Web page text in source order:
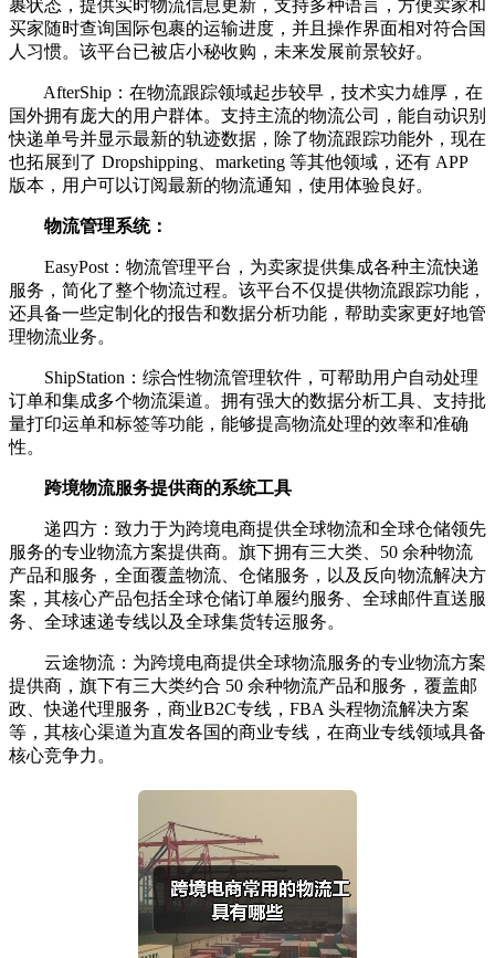
裹状态，提供实时物流信息更新，支持多种语言，方便卖家和
买家随时查询国际包裹的运输进度，并且操作界面相对符合国
人习惯。该平台已被店小秘收购，未来发展前景较好。
AfterShip：在物流跟踪领域起步较早，技术实力雄厚，在
国外拥有庞大的用户群体。支持主流的物流公司，能自动识别
快递单号并显示最新的轨迹数据，除了物流跟踪功能外，现在
也拓展到了 Dropshipping、marketing 等其他领域，还有 APP
版本，用户可以订阅最新的物流通知，使用体验良好。
物流管理系统：
EasyPost：物流管理平台，为卖家提供集成各种主流快递
服务，简化了整个物流过程。该平台不仅提供物流跟踪功能，
还具备一些定制化的报告和数据分析功能，帮助卖家更好地管
理物流业务。
ShipStation：综合性物流管理软件，可帮助用户自动处理
订单和集成多个物流渠道。拥有强大的数据分析工具、支持批
量打印运单和标签等功能，能够提高物流处理的效率和准确
性。
跨境物流服务提供商的系统工具
递四方：致力于为跨境电商提供全球物流和全球仓储领先
服务的专业物流方案提供商。旗下拥有三大类、50 余种物流
产品和服务，全面覆盖物流、仓储服务，以及反向物流解决方
案，其核心产品包括全球仓储订单履约服务、全球邮件直送服
务、全球速递专线以及全球集货转运服务。
云途物流：为跨境电商提供全球物流服务的专业物流方案
提供商，旗下有三大类约合 50 余种物流产品和服务，覆盖邮
政、快递代理服务，商业B2C专线，FBA 头程物流解决方案
等，其核心渠道为直发各国的商业专线，在商业专线领域具备
核心竞争力。